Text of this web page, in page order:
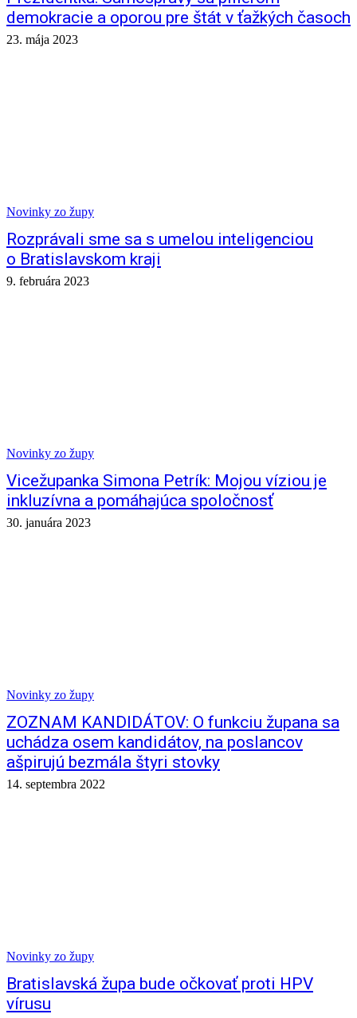
demokracie a oporou pre štát v ťažkých časoch
23. mája 2023
Novinky zo župy
Rozprávali sme sa s umelou inteligenciou
o Bratislavskom kraji
9. februára 2023
Novinky zo župy
Vicežupanka Simona Petrík: Mojou víziou je
inkluzívna a pomáhajúca spoločnosť
30. januára 2023
Novinky zo župy
ZOZNAM KANDIDÁTOV: O funkciu župana sa
uchádza osem kandidátov, na poslancov
ašpirujú bezmála štyri stovky
14. septembra 2022
Novinky zo župy
Bratislavská župa bude očkovať proti HPV
vírusu